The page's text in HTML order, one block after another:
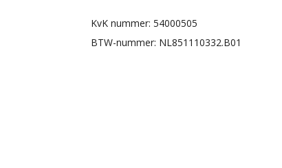
KvK nummer: 54000505
BTW-nummer: NL851110332.B01